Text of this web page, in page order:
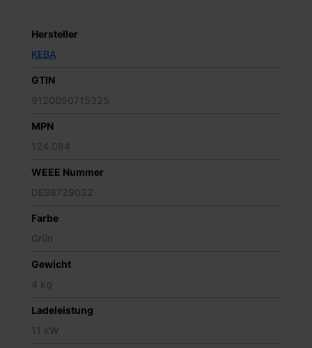
Hersteller
KEBA
GTIN
9120050715325
MPN
124.084
WEEE Nummer
DE98729032
Farbe
Grün
Gewicht
4 kg
Ladeleistung
11 kW